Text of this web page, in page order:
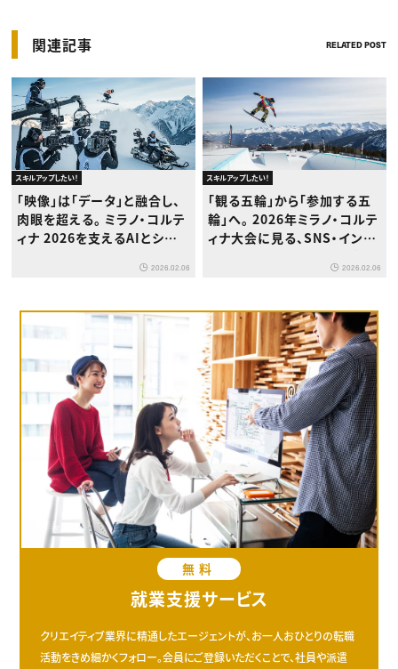
関連記事 RELATED POST
スキルアップしたい！
「映像」は「データ」と融合し、
肉眼を超える。 ミラノ・コルテ
ィナ 2026を支えるAIとシネ
2026.02.06
スキルアップしたい！
「観る五輪」から「参加する五
輪」へ。 2026年ミラノ・コルテ
ィナ大会に見る、SNS・インフ
2026.02.06
無料
就業支援サービス
クリエイティブ業界に精通したエージェントが、お一人おひとりの転職
活動をきめ細かくフォロー。会員にご登録いただくことで、社員や派遣